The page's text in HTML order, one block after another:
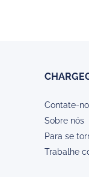
Contate-
Sobre nós
Para se
Trabalhe